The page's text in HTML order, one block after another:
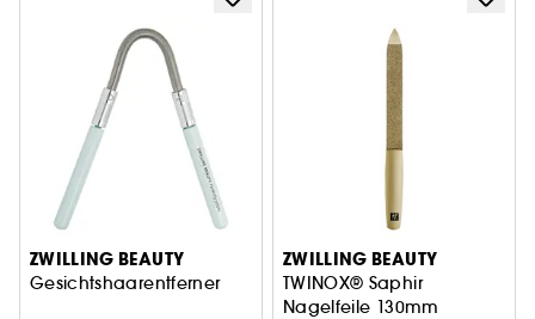
ZWILLING BEAUTY
Gesichtshaarentferner
ZWILLING BEAUTY
TWINOX® Saphir
Nagelfeile 130mm